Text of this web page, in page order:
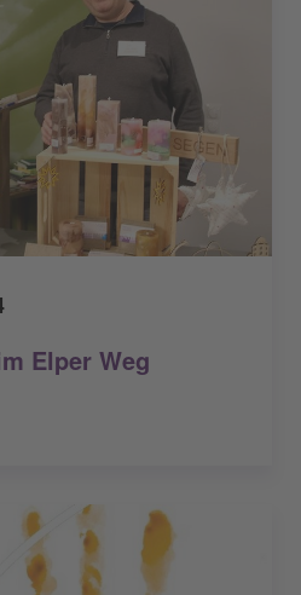
Elper Weg